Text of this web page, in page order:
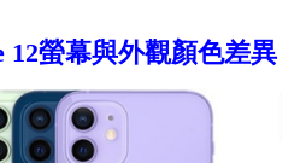
12螢幕與外觀顏色差異